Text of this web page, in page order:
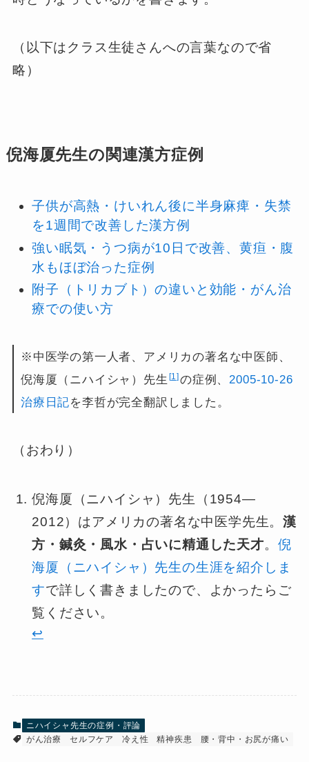
（以下はクラス生徒さんへの言葉なので省
略）
倪海厦先生の関連漢方症例
子供が高熱・けいれん後に半身麻痺・失禁
を1週間で改善した漢方例
強い眠気・うつ病が10日で改善、黄疸・腹
水もほぼ治った症例
附子（トリカブト）の違いと効能・がん治
療での使い方
※中医学の第一人者、アメリカの著名な中医師、
倪海厦（ニハイシャ）先生 1 の症例、2005-10-26
治療日記を李哲が完全翻訳しました。
（おわり）
倪海厦（ニハイシャ）先生（1954—
2012）はアメリカの著名な中医学先生。漢
方・鍼灸・風水・占いに精通した天才。 倪
海厦（ニハイシャ）先生の生涯を紹介しま
すで詳しく書きましたので、よかったらご
覧ください。
↩︎
ニハイシャ先生の症例・評論
がん治療
セルフケア 冷え性 精神疾患 腰・背中・お尻が痛い